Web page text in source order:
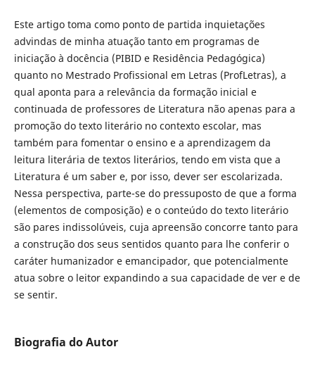
Este artigo toma como ponto de partida inquietações
advindas de minha atuação tanto em programas de
iniciação à docência (PIBID e Residência Pedagógica)
quanto no Mestrado Profissional em Letras (ProfLetras), a
qual aponta para a relevância da formação inicial e
continuada de professores de Literatura não apenas para a
promoção do texto literário no contexto escolar, mas
também para fomentar o ensino e a aprendizagem da
leitura literária de textos literários, tendo em vista que a
Literatura é um saber e, por isso, dever ser escolarizada.
Nessa perspectiva, parte-se do pressuposto de que a forma
(elementos de composição) e o conteúdo do texto literário
são pares indissolúveis, cuja apreensão concorre tanto para
a construção dos seus sentidos quanto para lhe conferir o
caráter humanizador e emancipador, que potencialmente
atua sobre o leitor expandindo a sua capacidade de ver e de
se sentir.
Biografia do Autor